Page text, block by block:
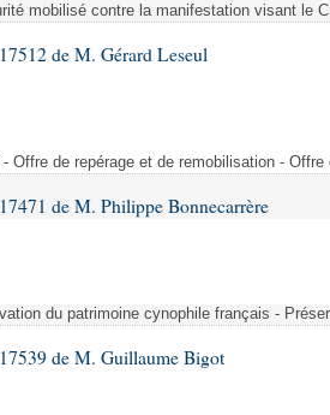
mobilisé contre la manifestation visant le
de M. Gérard Leseul
Offre de repérage et de remobilisation -
de M. Philippe Bonnecarrère
du patrimoine cynophile français -
de M. Guillaume Bigot